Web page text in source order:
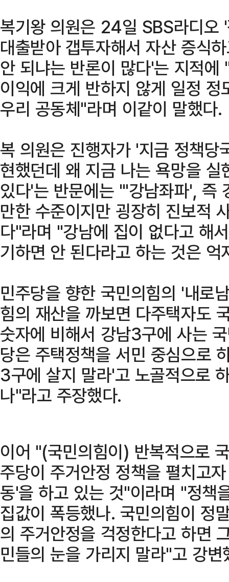
복기왕 의원은 24일 SBS라디오
대출받아 갭투자해서 자산 증식
안 되냐는 반론이 많다'는 지적
이익에 크게 반하지 않게 일정
우리 공동체"라며 이같이 말했다.
복 의원은 진행자가 '지금 정책당
현했던데 왜 지금 나는 욕망을
있다'는 반문에는 "'강남좌파', 즉
만한 수준이지만 굉장히 진보적
다"라며 "강남에 집이 없다고 해
기하면 안 된다라고 하는 것은 억
민주당을 향한 국민의힘의 '내로
힘의 재산을 까보면 다주택자도
숫자에 비해서 강남3구에 사는
당은 주택정책을 서민 중심으로
3구에 살지 말라'고 노골적으로
나"라고 주장했다.
이어 "(국민의힘이) 반복적으로
주당이 주거안정 정책을 펼치고
동'을 하고 있는 것"이라며 "정책
집값이 폭등했나. 국민의힘이 정
의 주거안정을 걱정한다고 하면
민들의 눈을 가리지 말라"고 강변